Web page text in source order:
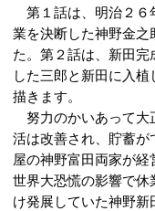
第１話は、明治２６
業を決断した神野金之
た。第２話は、新田
した三郎と新田に入
描きます。
努力のかいあって大
活は改善され、貯蓄が
屋の神野富田両家が
世界大恐慌の影響で休
け発展していた神野